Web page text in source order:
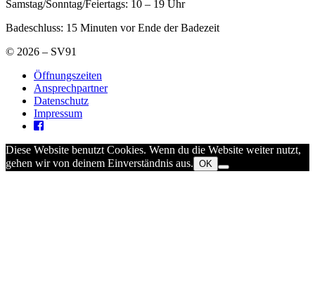
Samstag/Sonntag/Feiertags: 10 – 19 Uhr
Badeschluss: 15 Minuten vor Ende der Badezeit
© 2026 – SV91
Öffnungszeiten
Ansprechpartner
Datenschutz
Impressum
Diese Website benutzt Cookies. Wenn du die Website weiter nutzt,
gehen wir von deinem Einverständnis aus. OK